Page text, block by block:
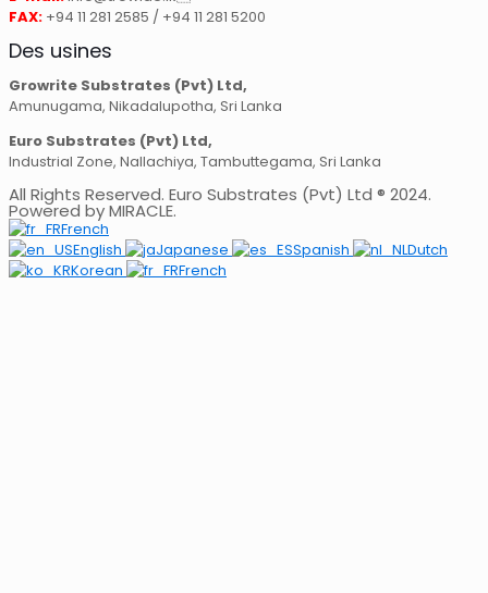
FAX: +94 11 281 2585 / +94 11 281 5200
Des usines
Growrite Substrates (Pvt) Ltd,
Amunugama, Nikadalupotha, Sri Lanka
Euro Substrates (Pvt) Ltd,
Industrial Zone, Nallachiya, Tambuttegama, Sri Lanka
All Rights Reserved. Euro Substrates (Pvt) Ltd ® 2024.
Powered by MIRACLE.
French
English
Japanese Spanish
Dutch
Korean
French